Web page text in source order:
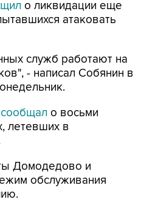
о ликвидации еще
атаковать
служб работают на
- написал Собянин в
сообщал о восьми
летевших в
Домодедово и
обслуживания